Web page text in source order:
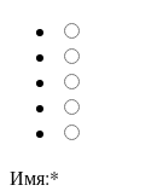
Имя:*